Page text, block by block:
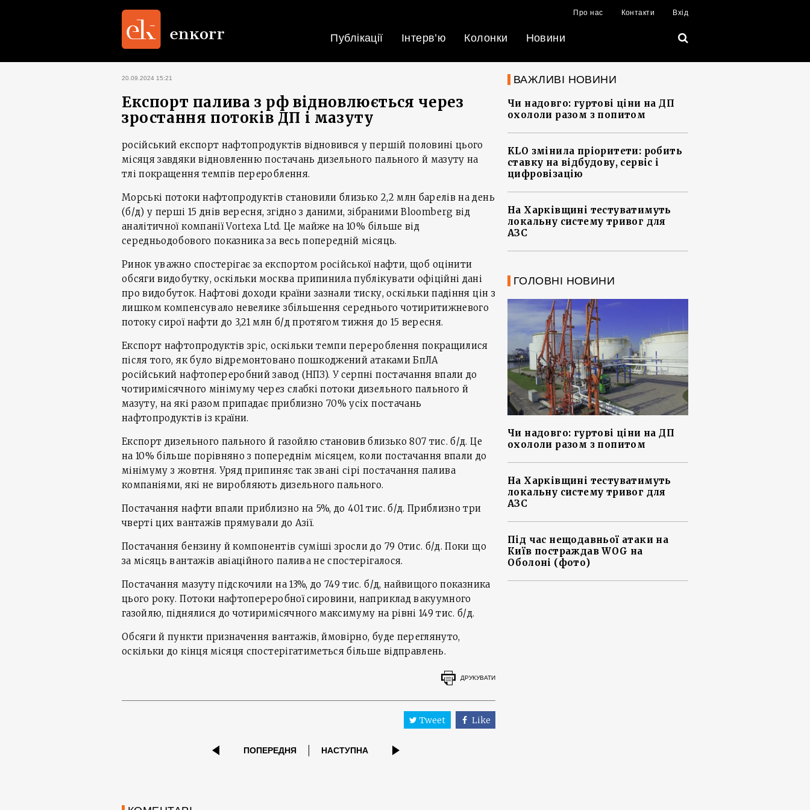
Про нас Контакти Вхід
Публікації Інтерв’ю Колонки Новини
20.09.2024 15:21
Експорт палива з рф відновлюється через
зростання потоків ДП і мазуту
російський експорт нафтопродуктів відновився у першій половині цього
місяця завдяки відновленню постачань дизельного пального й мазуту на
тлі покращення темпів перероблення.
Морські потоки нафтопродуктів становили близько 2,2 млн барелів на день
(б/д) у перші 15 днів вересня, згідно з даними, зібраними Bloomberg від
аналітичної компанії Vortexa Ltd. Це майже на 10% більше від
середньодобового показника за весь попередній місяць.
Ринок уважно спостерігає за експортом російської нафти, щоб оцінити
обсяги видобутку, оскільки москва припинила публікувати офіційні дані
про видобуток. Нафтові доходи країни зазнали тиску, оскільки падіння цін з
лишком компенсувало невелике збільшення середнього чотиритижневого
потоку сирої нафти до 3,21 млн б/д протягом тижня до 15 вересня.
Експорт нафтопродуктів зріс, оскільки темпи перероблення покращилися
після того, як було відремонтовано пошкоджений атаками БпЛА
російський нафтопереробний завод (НПЗ). У серпні постачання впали до
чотиримісячного мінімуму через слабкі потоки дизельного пального й
мазуту, на які разом припадає приблизно 70% усіх постачань
нафтопродуктів із країни.
Експорт дизельного пального й газойлю становив близько 807 тис. б/д. Це
на 10% більше порівняно з попереднім місяцем, коли постачання впали до
мінімуму з жовтня. Уряд припиняє так звані сірі постачання палива
компаніями, які не виробляють дизельного пального.
Постачання нафти впали приблизно на 5%, до 401 тис. б/д. Приблизно три
чверті цих вантажів прямували до Азії.
Постачання бензину й компонентів суміші зросли до 79 0тис. б/д. Поки що
за місяць вантажів авіаційного палива не спостерігалося.
Постачання мазуту підскочили на 13%, до 749 тис. б/д, найвищого показника
цього року. Потоки нафтопереробної сировини, наприклад вакуумного
газойлю, піднялися до чотиримісячного максимуму на рівні 149 тис. б/д.
Обсяги й пункти призначення вантажів, ймовірно, буде переглянуто,
оскільки до кінця місяця спостерігатиметься більше відправлень.
ДРУКУВАТИ
Tweet Like
ПОПЕРЕДНЯ НАСТУПНА
ВАЖЛИВІ НОВИНИ
Чи надовго: гуртові ціни на ДП
охололи разом з попитом
KLO змінила пріоритети: робить
ставку на відбудову, сервіс і
цифровізацію
На Харківщині тестуватимуть
локальну систему тривог для
АЗС
ГОЛОВНІ НОВИНИ
Чи надовго: гуртові ціни на ДП
охололи разом з попитом
На Харківщині тестуватимуть
локальну систему тривог для
АЗС
Під час нещодавньої атаки на
Київ постраждав WOG на
Оболоні (фото)